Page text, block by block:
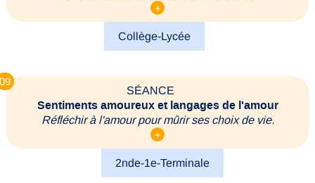
+
Collège-Lycée
SÉANCE
Sentiments amoureux et langages de l'amour
Réfléchir à l'amour pour mûrir ses choix de vie.
+
2nde-1e-Terminale